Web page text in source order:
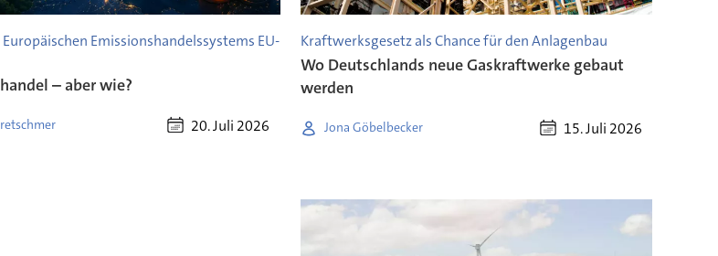
Emissionshandelssystems EU-
– aber wie?
20. Juli 2026
Kraftwerksgesetz als Chance für den Anlagenbau
Wo Deutschlands neue Gaskraftwerke gebaut
werden
Jona Göbelbecker 15. Juli 2026